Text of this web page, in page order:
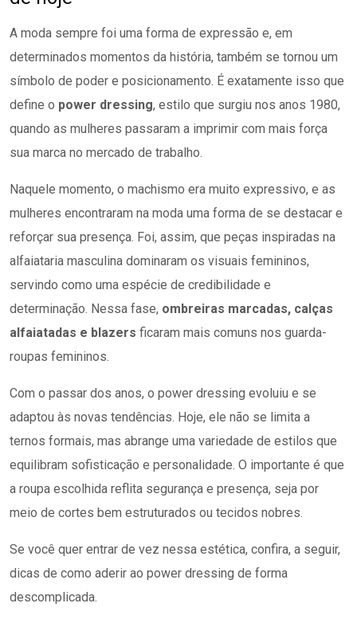
A moda sempre foi uma forma de expressão e, em
determinados momentos da história, também se tornou um
símbolo de poder e posicionamento. É exatamente isso que
define o power dressing, estilo que surgiu nos anos 1980,
quando as mulheres passaram a imprimir com mais força
sua marca no mercado de trabalho.
Naquele momento, o machismo era muito expressivo, e as
mulheres encontraram na moda uma forma de se destacar e
reforçar sua presença. Foi, assim, que peças inspiradas na
alfaiataria masculina dominaram os visuais femininos,
servindo como uma espécie de credibilidade e
determinação. Nessa fase, ombreiras marcadas, calças
alfaiatadas e blazers ficaram mais comuns nos guarda-
roupas femininos.
Com o passar dos anos, o power dressing evoluiu e se
adaptou às novas tendências. Hoje, ele não se limita a
ternos formais, mas abrange uma variedade de estilos que
equilibram sofisticação e personalidade. O importante é que
a roupa escolhida reflita segurança e presença, seja por
meio de cortes bem estruturados ou tecidos nobres.
Se você quer entrar de vez nessa estética, confira, a seguir,
dicas de como aderir ao power dressing de forma
descomplicada.